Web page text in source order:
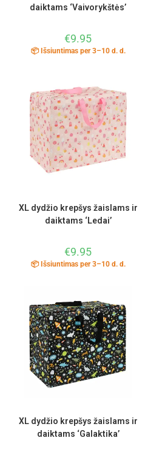
daiktams ‘Vaivorykštės’
€9.95
📦 Išsiuntimas per 3–10 d. d.
XL dydžio krepšys žaislams ir
daiktams ‘Ledai’
€9.95
📦 Išsiuntimas per 3–10 d. d.
XL dydžio krepšys žaislams ir
daiktams ‘Galaktika’